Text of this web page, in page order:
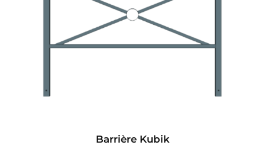
Barrière Kubik